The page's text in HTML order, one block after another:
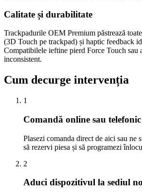
Calitate și durabilitate
Trackpadurile OEM Premium păstrează
(3D Touch pe trackpad) și haptic feedback
Compatibilele ieftine pierd Force Touch sau
inconsistent.
Cum decurge intervenția
1
Comandă online sau telefonic
Plasezi comanda direct de aici sau ne
să rezervi piesa și să programezi
2
Aduci dispozitivul la sediul